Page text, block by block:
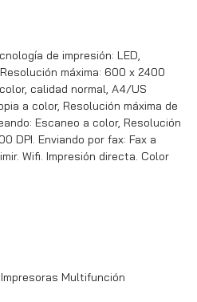
de impresión: LED,
máxima: 600 x 2400
calidad normal, A4/US
a color, Resolución máxima de
Escaneo a color, Resolución
DPI. Enviando por fax: Fax a
Wifi. Impresión directa. Color
Impresoras Multifunción